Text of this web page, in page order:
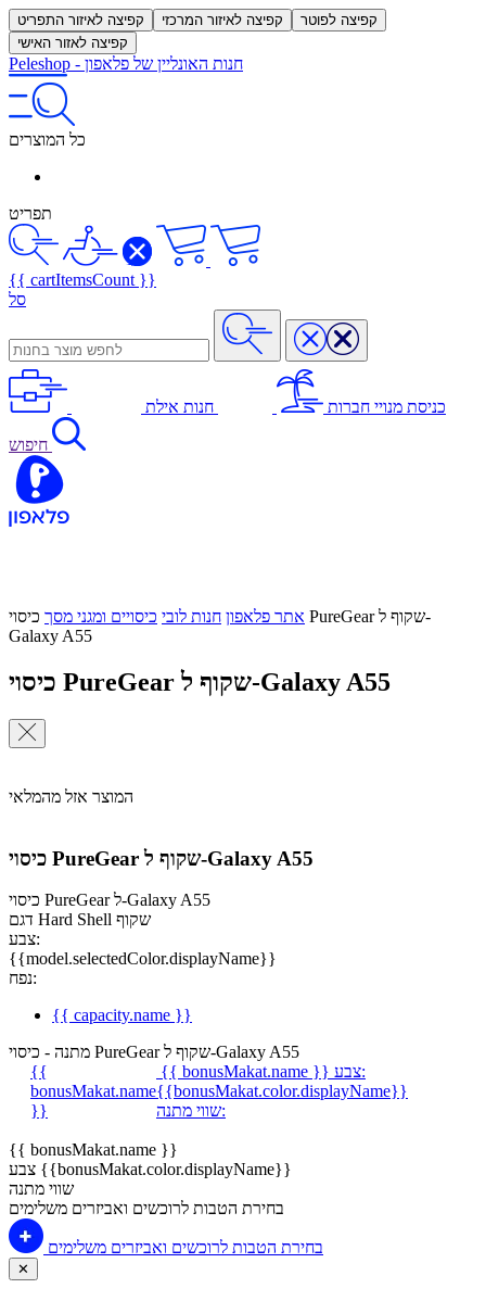
קפיצה לאיזור התפריט קפיצה לאיזור המרכזי
קפיצה לפוטר
קפיצה לאזור האישי
Peleshop - חנות האונליין של פלאפון
כל המוצרים
תפריט
{{ cartItemsCount }}
סל
כניסת מנויי חברות חנות אילת
חיפוש
אתר פלאפון חנות לובי כיסויים ומגני מסך כיסוי PureGear שקוף ל-
Galaxy A55
כיסוי PureGear שקוף ל-Galaxy A55
המוצר אזל מהמלאי
כיסוי PureGear שקוף ל-Galaxy A55
כיסוי PureGear ל-Galaxy A55
דגם Hard Shell שקוף
צבע:
{{model.selectedColor.displayName}}
נפח:
{{ capacity.name }}
מתנה - כיסוי PureGear שקוף ל-Galaxy A55
{{
bonusMakat.name
}}
{{ bonusMakat.name }}
צבע:
{{bonusMakat.color.displayName}}
שווי מתנה:
{{ bonusMakat.name }}
צבע {{bonusMakat.color.displayName}}
שווי מתנה
בחירת הטבות לרוכשים ואביזרים משלימים
בחירת הטבות לרוכשים ואביזרים משלימים
✕